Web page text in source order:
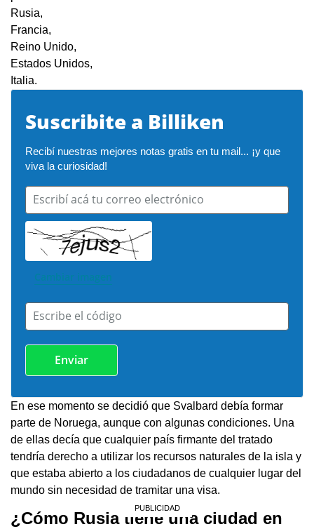
Rusia,
Francia,
Reino Unido,
Estados Unidos,
Italia.
Suscribite a Billiken
Recibí nuestras mejores notas gratis en tu mail... ¡y que
viva la curiosidad!
Escribí acá tu correo electrónico
Cambiar imagen
Escribe el código
En ese momento se decidió que Svalbard debía formar
parte de Noruega, aunque con algunas condiciones. Una
de ellas decía que cualquier país firmante del tratado
tendría derecho a utilizar los recursos naturales de la isla y
que estaba abierto a los ciudadanos de cualquier lugar del
mundo sin necesidad de tramitar una visa.
¿Cómo Rusia tiene una ciudad en